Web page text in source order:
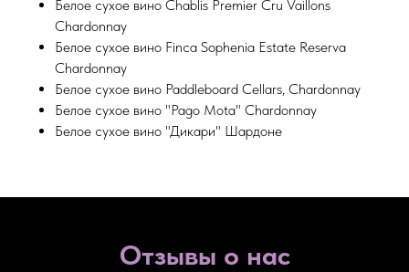
Белое сухое вино Chablis Premier Cru Vaillons
Chardonnay
Белое сухое вино Finca Sophenia Estate Reserva
Chardonnay
Белое сухое вино Paddleboard Cellars, Chardonnay
Белое сухое вино "Pago Mota" Chardonnay
Белое сухое вино "Дикари" Шардоне
Отзывы о нас